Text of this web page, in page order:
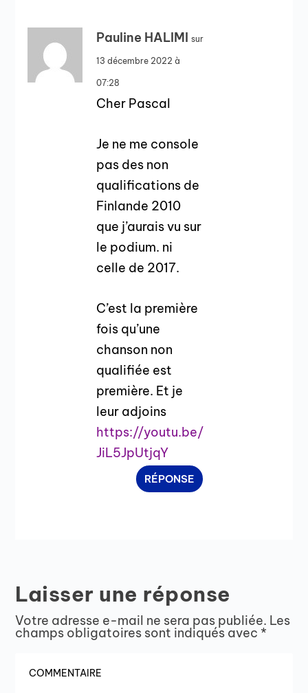
Pauline HALIMI sur
13 décembre 2022 à
07:28
Cher Pascal
Je ne me console
pas des non
qualifications de
Finlande 2010
que j’aurais vu sur
le podium. ni
celle de 2017.
C’est la première
fois qu’une
chanson non
qualifiée est
première. Et je
leur adjoins
https://youtu.be/
JiL5JpUtjqY
RÉPONSE
Laisser une réponse
Votre adresse e-mail ne sera pas publiée. Les
champs obligatoires sont indiqués avec *